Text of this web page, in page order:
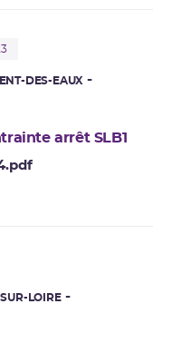
DES-EAUX
arrêt SLB1
LOIRE